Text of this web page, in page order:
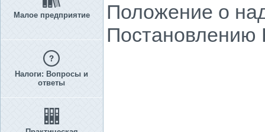
Малое предприятие
Налоги: Вопросы и
ответы
Положение о
Постановлению